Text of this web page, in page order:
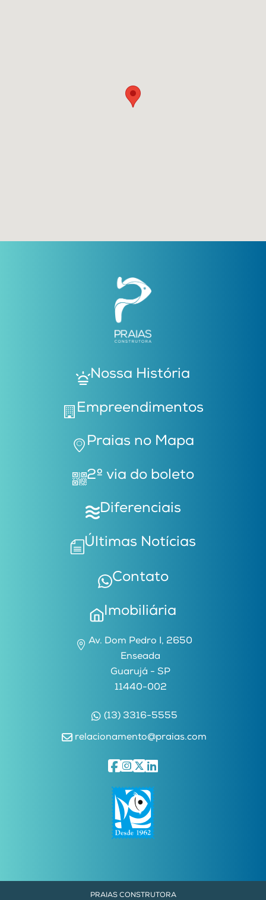
Nossa História
Empreendimentos
Praias no Mapa
2º via do boleto
Diferenciais
Últimas Notícias
Contato
Imobiliária
Av. Dom Pedro I, 2650
Enseada
Guarujá - SP
11440-002
(13) 3316-5555
relacionamento@praias.com
PRAIAS CONSTRUTORA